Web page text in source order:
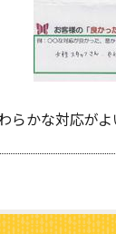
らかな対応がよ